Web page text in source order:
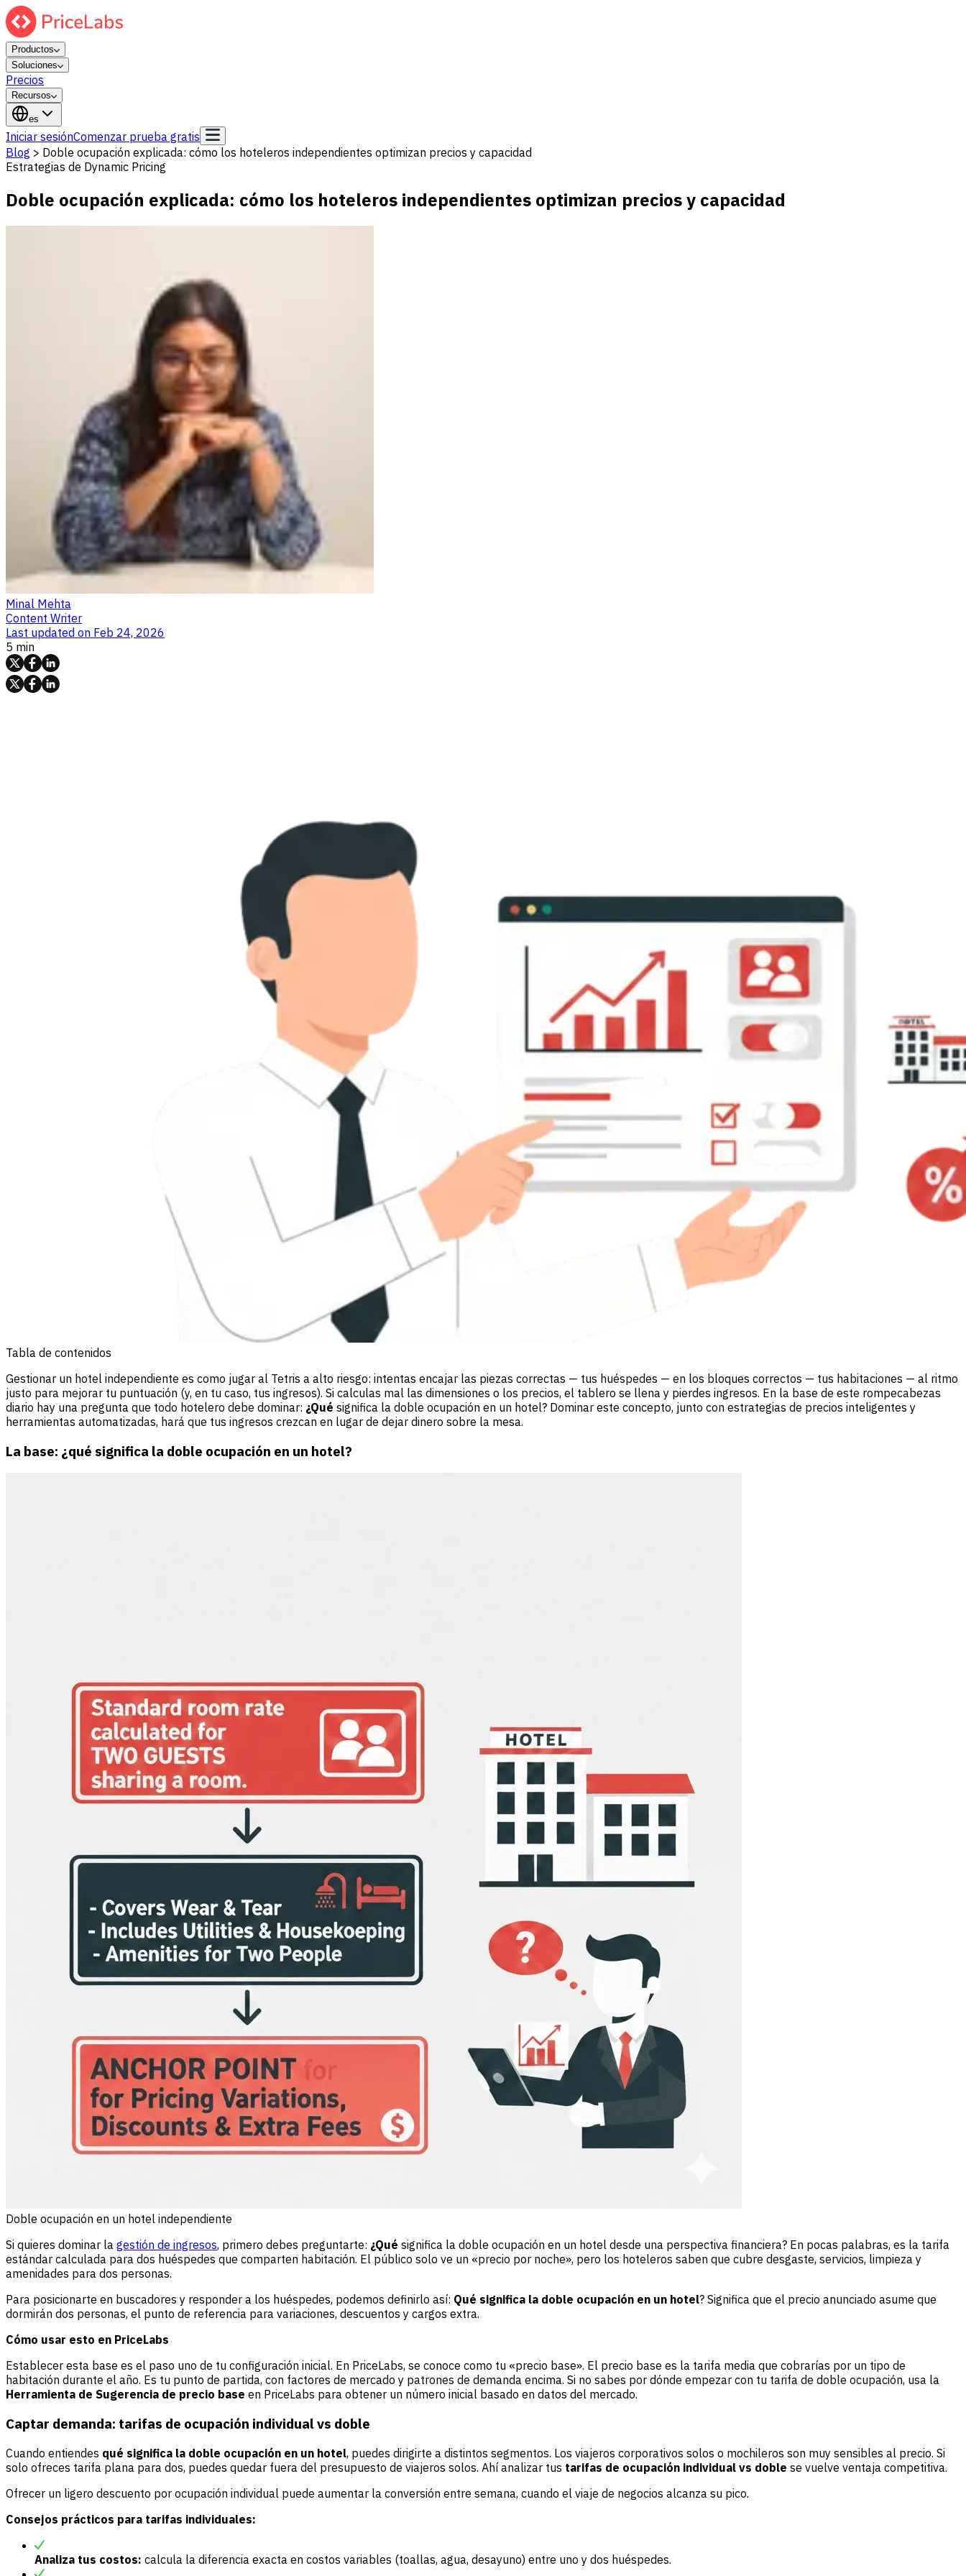
Productos
Soluciones
Precios
Recursos
es
Iniciar sesiónComenzar prueba gratis
Blog > Doble ocupación explicada: cómo los hoteleros independientes optimizan precios y capacidad
Estrategias de Dynamic Pricing
Doble ocupación explicada: cómo los hoteleros independientes optimizan precios y capacidad
Minal Mehta
Content Writer
Last updated on Feb 24, 2026
5 min
Tabla de contenidos
Gestionar un hotel independiente es como jugar al Tetris a alto riesgo: intentas encajar las piezas correctas — tus huéspedes — en los bloques correctos — tus habitaciones — al ritmo
justo para mejorar tu puntuación (y, en tu caso, tus ingresos). Si calculas mal las dimensiones o los precios, el tablero se llena y pierdes ingresos. En la base de este rompecabezas
diario hay una pregunta que todo hotelero debe dominar: ¿Qué significa la doble ocupación en un hotel? Dominar este concepto, junto con estrategias de precios inteligentes y
herramientas automatizadas, hará que tus ingresos crezcan en lugar de dejar dinero sobre la mesa.
La base: ¿qué significa la doble ocupación en un hotel?
Doble ocupación en un hotel independiente
Si quieres dominar la gestión de ingresos, primero debes preguntarte: ¿Qué significa la doble ocupación en un hotel desde una perspectiva financiera? En pocas palabras, es la tarifa
estándar calculada para dos huéspedes que comparten habitación. El público solo ve un «precio por noche», pero los hoteleros saben que cubre desgaste, servicios, limpieza y
amenidades para dos personas.
Para posicionarte en buscadores y responder a los huéspedes, podemos definirlo así: Qué significa la doble ocupación en un hotel? Significa que el precio anunciado asume que
dormirán dos personas, el punto de referencia para variaciones, descuentos y cargos extra.
Cómo usar esto en PriceLabs
Establecer esta base es el paso uno de tu configuración inicial. En PriceLabs, se conoce como tu «precio base». El precio base es la tarifa media que cobrarías por un tipo de
habitación durante el año. Es tu punto de partida, con factores de mercado y patrones de demanda encima. Si no sabes por dónde empezar con tu tarifa de doble ocupación, usa la
Herramienta de Sugerencia de precio base en PriceLabs para obtener un número inicial basado en datos del mercado.
Captar demanda: tarifas de ocupación individual vs doble
Cuando entiendes qué significa la doble ocupación en un hotel, puedes dirigirte a distintos segmentos. Los viajeros corporativos solos o mochileros son muy sensibles al precio. Si
solo ofreces tarifa plana para dos, puedes quedar fuera del presupuesto de viajeros solos. Ahí analizar tus tarifas de ocupación individual vs doble se vuelve ventaja competitiva.
Ofrecer un ligero descuento por ocupación individual puede aumentar la conversión entre semana, cuando el viaje de negocios alcanza su pico.
Consejos prácticos para tarifas individuales:
Analiza tus costos: calcula la diferencia exacta en costos variables (toallas, agua, desayuno) entre uno y dos huéspedes.